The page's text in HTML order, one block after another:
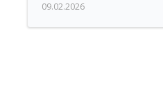
09.02.2026